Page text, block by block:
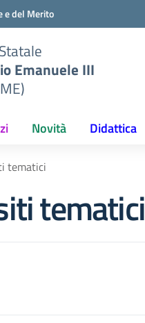
e del Merito
Emanuele III
Novità Didattica
tematici
tematici